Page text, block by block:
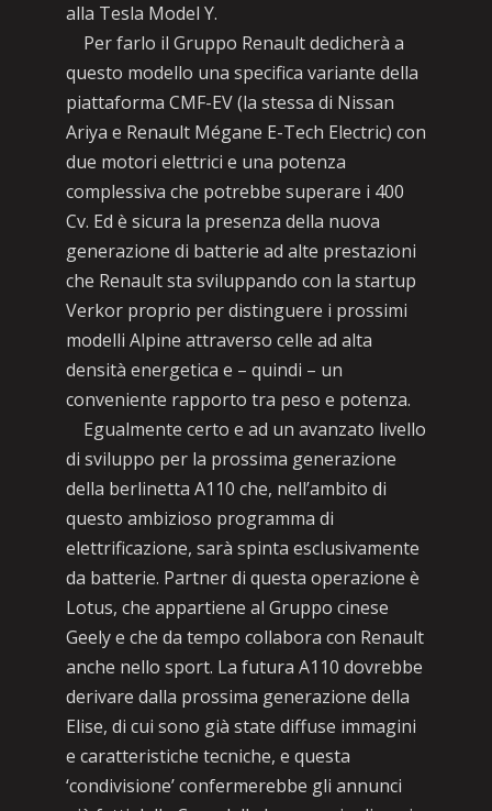
alla Tesla Model Y.
Per farlo il Gruppo Renault dedicherà a
questo modello una specifica variante della
piattaforma CMF-EV (la stessa di Nissan
Ariya e Renault Mégane E-Tech Electric) con
due motori elettrici e una potenza
complessiva che potrebbe superare i 400
Cv. Ed è sicura la presenza della nuova
generazione di batterie ad alte prestazioni
che Renault sta sviluppando con la startup
Verkor proprio per distinguere i prossimi
modelli Alpine attraverso celle ad alta
densità energetica e – quindi – un
conveniente rapporto tra peso e potenza.
Egualmente certo e ad un avanzato livello
di sviluppo per la prossima generazione
della berlinetta A110 che, nell’ambito di
questo ambizioso programma di
elettrificazione, sarà spinta esclusivamente
da batterie. Partner di questa operazione è
Lotus, che appartiene al Gruppo cinese
Geely e che da tempo collabora con Renault
anche nello sport. La futura A110 dovrebbe
derivare dalla prossima generazione della
Elise, di cui sono già state diffuse immagini
e caratteristiche tecniche, e questa
‘condivisione’ confermerebbe gli annunci